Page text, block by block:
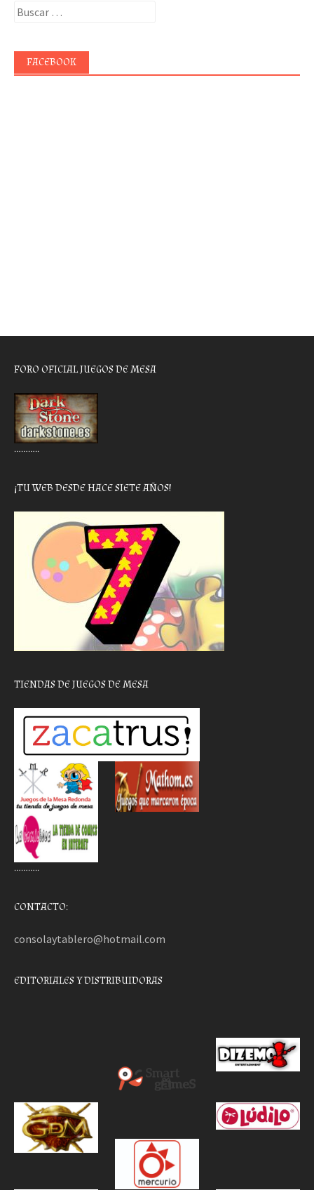
Buscar:
FACEBOOK
FORO OFICIAL JUEGOS DE MESA
………..
¡TU WEB DESDE HACE SIETE AÑOS!
TIENDAS DE JUEGOS DE MESA
………..
CONTACTO:
consolaytablero@hotmail.com
EDITORIALES Y DISTRIBUIDORAS